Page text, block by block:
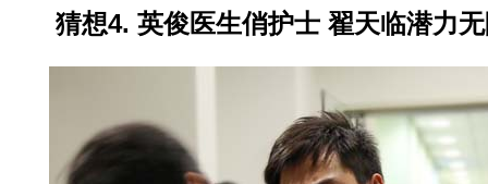
猜想4. 英俊医生俏护士 翟天临潜力无